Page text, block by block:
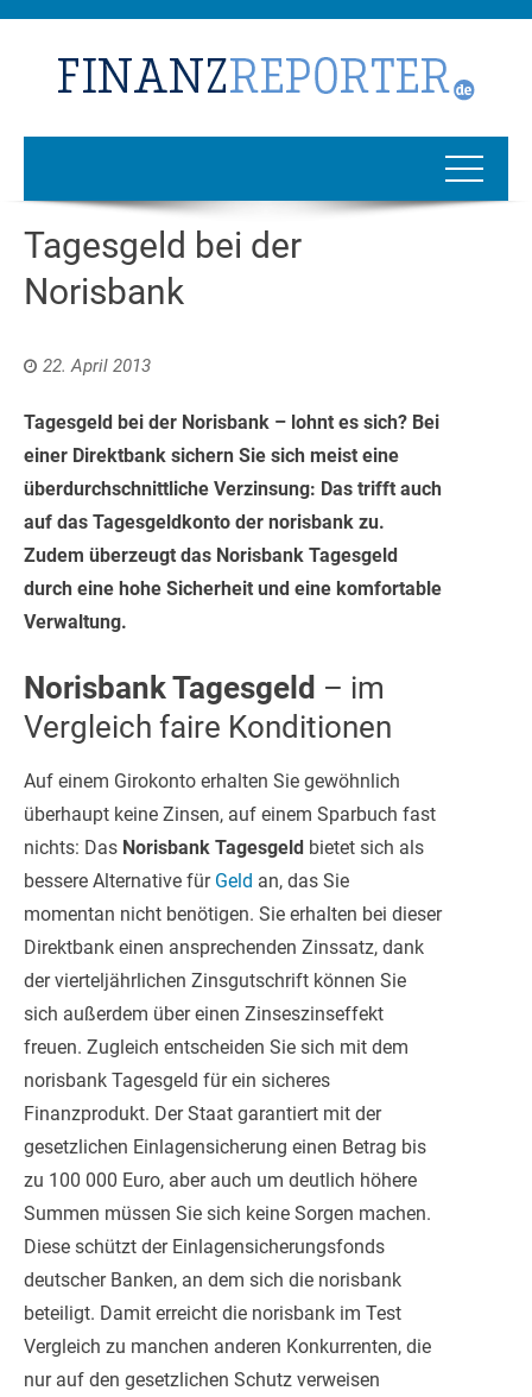
Tagesgeld bei der
Norisbank
22. April 2013
Tagesgeld bei der Norisbank – lohnt es sich? Bei
einer Direktbank sichern Sie sich meist eine
überdurchschnittliche Verzinsung: Das trifft auch
auf das Tagesgeldkonto der norisbank zu.
Zudem überzeugt das Norisbank Tagesgeld
durch eine hohe Sicherheit und eine komfortable
Verwaltung.
Norisbank Tagesgeld – im
Vergleich faire Konditionen
Auf einem Girokonto erhalten Sie gewöhnlich
überhaupt keine Zinsen, auf einem Sparbuch fast
nichts: Das Norisbank Tagesgeld bietet sich als
bessere Alternative für Geld an, das Sie
momentan nicht benötigen. Sie erhalten bei dieser
Direktbank einen ansprechenden Zinssatz, dank
der vierteljährlichen Zinsgutschrift können Sie
sich außerdem über einen Zinseszinseffekt
freuen. Zugleich entscheiden Sie sich mit dem
norisbank Tagesgeld für ein sicheres
Finanzprodukt. Der Staat garantiert mit der
gesetzlichen Einlagensicherung einen Betrag bis
zu 100 000 Euro, aber auch um deutlich höhere
Summen müssen Sie sich keine Sorgen machen.
Diese schützt der Einlagensicherungsfonds
deutscher Banken, an dem sich die norisbank
beteiligt. Damit erreicht die norisbank im Test
Vergleich zu manchen anderen Konkurrenten, die
nur auf den gesetzlichen Schutz verweisen